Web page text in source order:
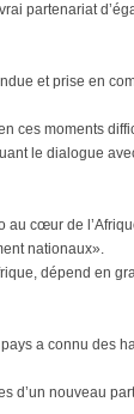
partenariat
et prise en
ces moments
le dialogue
cœur de
nationaux».
dépend en
a connu des
d’un nouveau